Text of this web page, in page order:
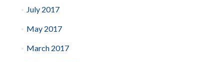
July 2017
May 2017
March 2017